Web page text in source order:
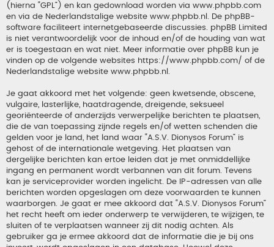
(hierna “GPL”) en kan gedownload worden via www.phpbb.com
en via de Nederlandstalige website www.phpbb.nl . De phpBB-
software faciliteert internetgebaseerde discussies. phpBB Limited
is niet verantwoordelijk voor de inhoud en/of de houding van wat
er is toegestaan en wat niet. Meer informatie over phpBB kun je
vinden op de volgende websites https://www.phpbb.com/ of de
Nederlandstalige website www.phpbb.nl
Je gaat akkoord met het volgende: geen kwetsende, obscene,
vulgaire, lasterlijke, haatdragende, dreigende, seksueel
georiënteerde of anderzijds verwerpelijke berichten te plaatsen,
die de van toepassing zijnde regels en/of wetten schenden die
gelden voor je land, het land waar “A.S.V. Dionysos Forum” is
gehost of de internationale wetgeving. Het plaatsen van
dergelijke berichten kan ertoe leiden dat je met onmiddellijke
ingang en permanent wordt verbannen van dit forum. Tevens
kan je serviceprovider worden ingelicht. De IP-adressen van alle
berichten worden opgeslagen om deze voorwaarden te kunnen
waarborgen. Je gaat er mee akkoord dat “A.S.V. Dionysos Forum”
het recht heeft om ieder onderwerp te verwijderen, te wijzigen, te
sluiten of te verplaatsen wanneer zij dit nodig achten. Als
gebruiker ga je ermee akkoord dat de informatie die je bij ons